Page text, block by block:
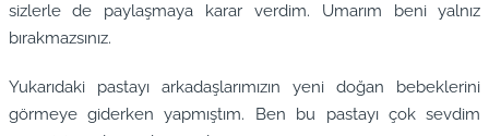
sizlerle de paylaşmaya karar verdim. Umarım beni yalnız
bırakmazsınız.
Yukarıdaki pastayı arkadaşlarımızın yeni doğan bebeklerini
görmeye giderken yapmıştım. Ben bu pastayı çok sevdim